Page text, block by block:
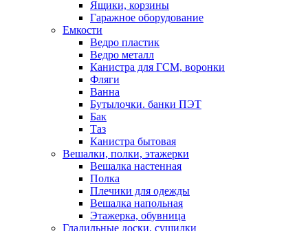
Ящики, корзины
Гаражное оборудование
Емкости
Ведро пластик
Ведро металл
Канистра для ГСМ, воронки
Фляги
Ванна
Бутылочки. банки ПЭТ
Бак
Таз
Канистра бытовая
Вешалки, полки, этажерки
Вешалка настенная
Полка
Плечики для одежды
Вешалка напольная
Этажерка, обувница
Гладильные доски, сушилки